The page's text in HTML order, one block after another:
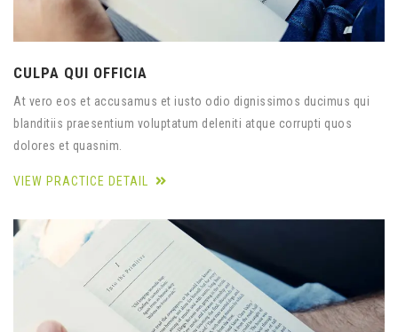
CULPA QUI OFFICIA
At vero eos et accusamus et iusto odio dignissimos ducimus qui
blanditiis praesentium voluptatum deleniti atque corrupti quos
dolores et quasnim.
VIEW PRACTICE DETAIL